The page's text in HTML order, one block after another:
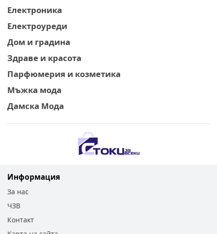
Електроника
Електроуреди
Дом и градина
Здраве и красота
Парфюмерия и козметика
Мъжка мода
Дамска Мода
Информация
За нас
ЧЗВ
Контакт